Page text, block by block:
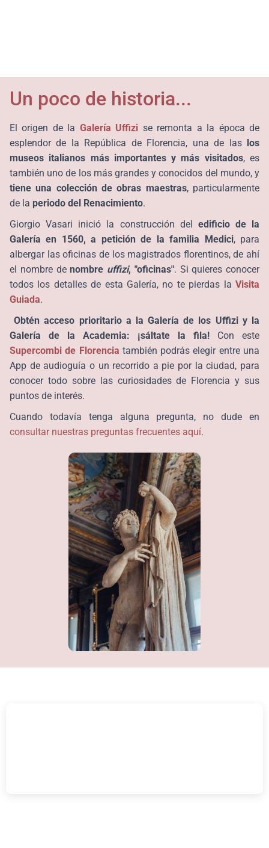
Un poco de historia...
El origen de la Galería Uffizi se remonta a la época de
esplendor de la República de Florencia, una de las los
museos italianos más importantes y más visitados, es
también uno de los más grandes y conocidos del mundo, y
tiene una colección de obras maestras, particularmente
de la periodo del Renacimiento.
Giorgio Vasari inició la construcción del edificio de la
Galería en 1560, a petición de la familia Medici, para
albergar las oficinas de los magistrados florentinos, de ahí
el nombre denombre uffizi, "oficinas". Si quieres conocer
todos los detalles de esta Galería, no te pierdas la Visita
Guiada.
Obtén acceso prioritario a la Galería de los Uffizi y la
Galería de la Academia: ¡sáltate la fila! Con este
Supercombi de Florencia también podrás elegir entre una
App de audioguía o un recorrido a pie por la ciudad, para
conocer todo sobre las curiosidades de Florencia y sus
puntos de interés.
Cuando todavía tenga alguna pregunta, no dude en
consultar nuestras preguntas frecuentes aquí.